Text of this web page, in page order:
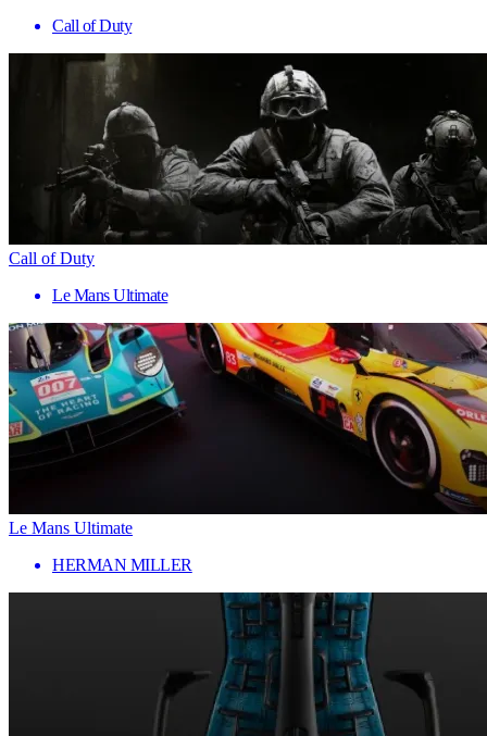
Call of Duty
Call of Duty
Le Mans Ultimate
Le Mans Ultimate
HERMAN MILLER